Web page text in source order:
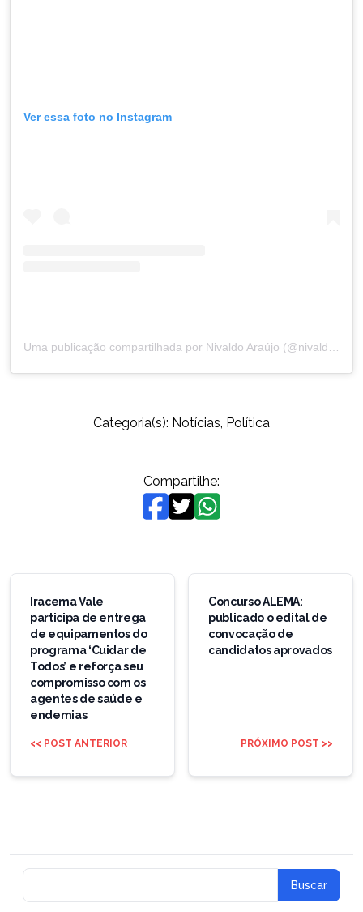
Ver essa foto no Instagram
Categoria(s): Notícias, Política
Compartilhe:
Navegação
Post
Iracema Vale
participa de entrega
de equipamentos do
programa ‘Cuidar de
Todos’ e reforça seu
compromisso com os
agentes de saúde e
endemias
<< POST ANTERIOR
Concurso ALEMA:
publicado o edital de
convocação de
candidatos aprovados
PRÓXIMO POST >>